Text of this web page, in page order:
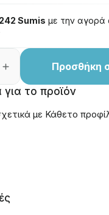
Sumis με την αγορά
Προσθήκη
για το προϊόν
με Κάθετο